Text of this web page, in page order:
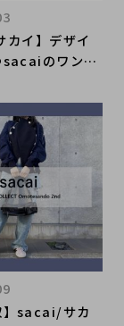
カイ】デザイ
sacaiのワンピ
ースをご紹介
】sacai/サカ